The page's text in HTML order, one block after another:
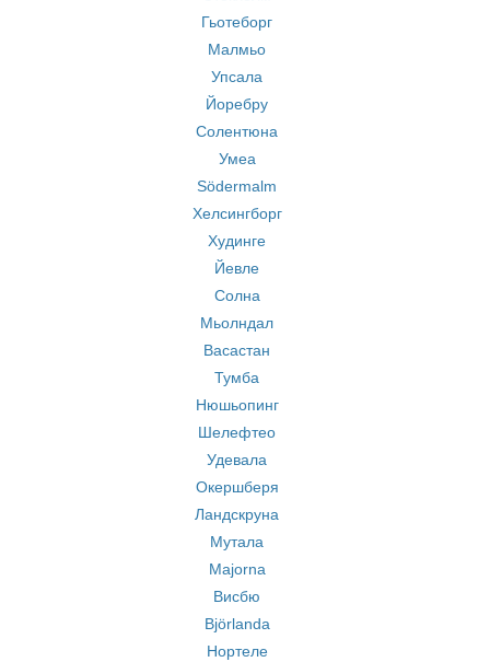
Гьотеборг
Малмьо
Упсала
Йоребру
Солентюна
Умеа
Södermalm
Хелсингборг
Худинге
Йевле
Солна
Мьолндал
Васастан
Тумба
Нюшьопинг
Шелефтео
Удевала
Окершберя
Ландскруна
Мутала
Majorna
Висбю
Björlanda
Нортеле